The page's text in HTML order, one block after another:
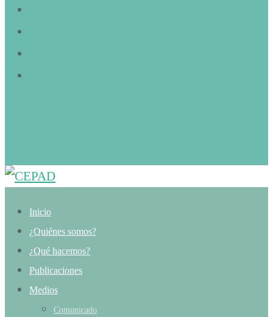
Inicio
¿Quiénes somos?
¿Qué hacemos?
Publicaciones
Medios
Comunicado